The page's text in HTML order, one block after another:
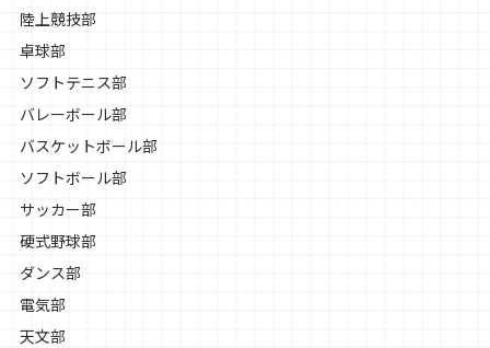
陸上競技部
卓球部
ソフトテニス部
バレーボール部
バスケットボール部
ソフトボール部
サッカー部
硬式野球部
ダンス部
電気部
天文部